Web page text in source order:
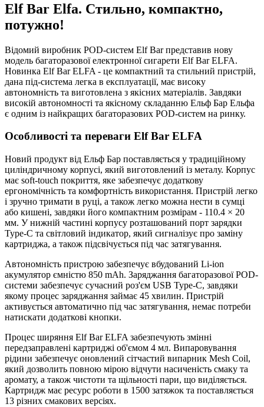
Elf Bar Elfa. Стильно, компактно,
потужно!
Відомий виробник POD-систем Elf Bar представив нову
модель багаторазової електронної сигарети Elf Bar ELFA.
Новинка Elf Bar ELFA - це компактний та стильний пристрій,
дана під-система легка в експлуатації, має високу
автономність та виготовлена з якісних матеріалів. Завдяки
високій автономності та якісному складанню Ельф Бар Ельфа
є одним із найкращих багаторазових POD-систем на ринку.
Особливості та переваги Elf Bar ELFA
Новий продукт від Ельф Бар поставляється у традиційному
циліндричному корпусі, який виготовлений із металу. Корпус
має soft-touch покриття, яке забезпечує додаткову
ергономічність та комфортність використання. Пристрій легко
і зручно тримати в руці, а також легко можна нести в сумці
або кишені, завдяки його компактним розмірам - 110.4 × 20
мм. У нижній частині корпусу розташований порт зарядки
Type-C та світловий індикатор, який сигналізує про заміну
картриджа, а також підсвічується під час затягування.
Автономність пристрою забезпечує вбудований Li-ion
акумулятор ємністю 850 mAh. Заряджання багаторазової POD-
системи забезпечує сучасний роз'єм USB Type-C, завдяки
якому процес заряджання займає 45 хвилин. Пристрій
активується автоматично під час затягування, немає потреби
натискати додаткові кнопки.
Процес ширяння Elf Bar ELFA забезпечують змінні
передзаправлені картриджі об'ємом 4 мл. Випаровування
рідини забезпечує оновлений сітчастий випарник Mesh Coil,
який дозволить повною мірою відчути насиченість смаку та
аромату, а також чистоти та щільності пари, що виділяється.
Картридж має ресурс роботи в 1500 затяжок та поставляється
13 різних смакових версіях.